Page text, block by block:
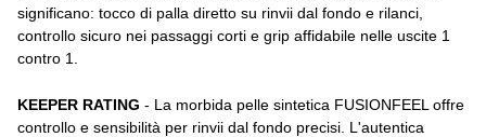
significano: tocco di palla diretto su rinvii dal fondo e rilanci,
controllo sicuro nei passaggi corti e grip affidabile nelle uscite 1
contro 1.
KEEPER RATING - La morbida pelle sintetica FUSIONFEEL offre
controllo e sensibilità per rinvii dal fondo precisi. L'autentica